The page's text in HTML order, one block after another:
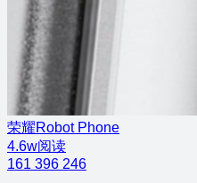
荣耀Robot Phone
4.6w阅读
161 396 246